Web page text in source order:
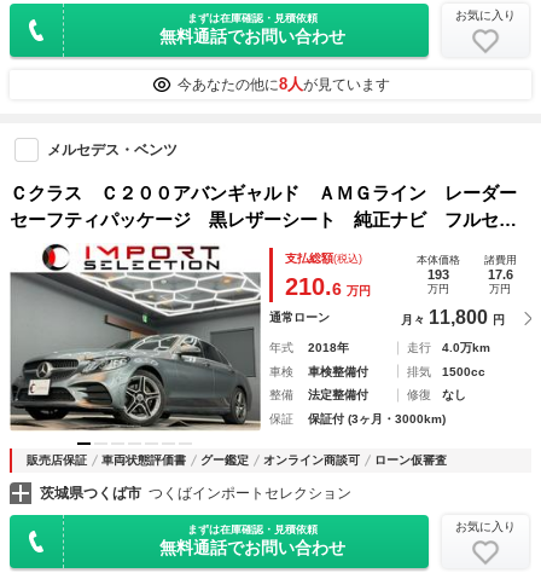
まずは在庫確認・見積依頼
無料通話でお問い合わせ
お気に入り
今あなたの他に8人が見ています
メルセデス・ベンツ
Ｃクラス Ｃ２００アバンギャルド ＡＭＧライン レーダー
セーフティパッケージ 黒レザーシート 純正ナビ フルセグ
ＴＶ リアビューカメラ シートヒーター ＥＴＣ２．０ パ
ドルシフト ドライブレコーダー ＬＥＤ アンビエントライ
ト 純正１８ＡＷ
支払総額(税込)
210.6 万円
本体価格
193
万円
諸費用
17.6
万円
通常ローン 月々 11,800 円
年式 2018年 走行
4.0万km
車検
車検整備付 排気
1500cc
整備
法定整備付 修復
なし
保証
保証付 (3ヶ月・3000km)
販売店保証 車両状態評価書 グー鑑定 オンライン商談可 ローン仮審査
茨城県つくば市 つくばインポートセレクション
まずは在庫確認・見積依頼
無料通話でお問い合わせ
お気に入り